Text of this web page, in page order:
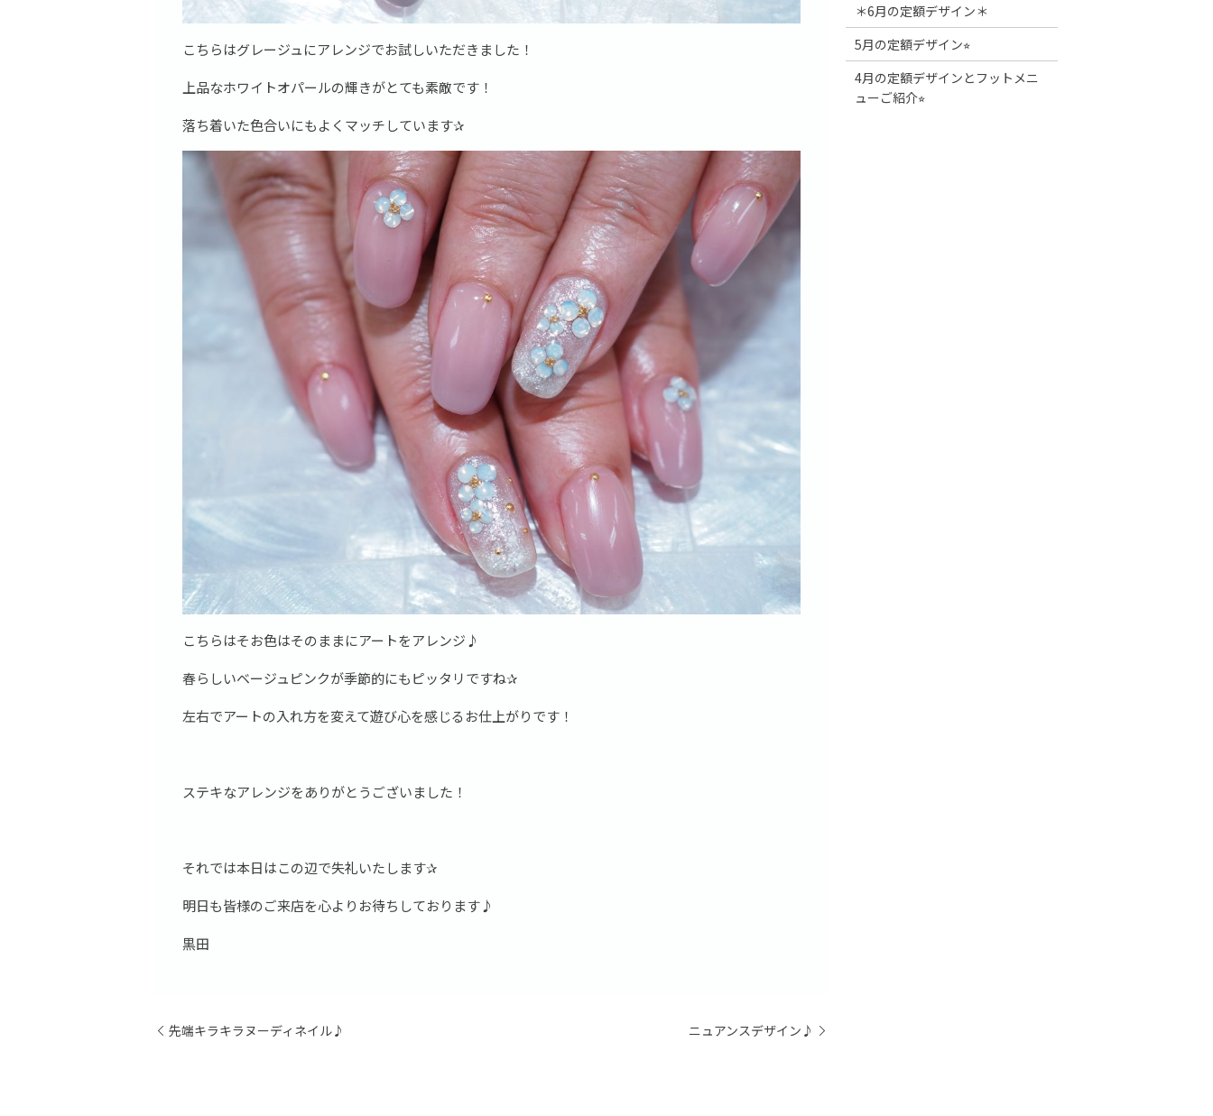
こちらはグレージュにアレンジでお試しいただきました！
上品なホワイトオパールの輝きがとても素敵です！
落ち着いた色合いにもよくマッチしています✰
こちらはそお色はそのままにアートをアレンジ♪
春らしいベージュピンクが季節的にもピッタリですね✰
左右でアートの入れ方を変えて遊び心を感じるお仕上がりです！
ステキなアレンジをありがとうございました！
それでは本日はこの辺で失礼いたします✰
明日も皆様のご来店を心よりお待ちしております♪
黒田
先端キラキラヌーディネイル♪ ニュアンスデザイン♪
＊6月の定額デザイン＊
5月の定額デザイン⭐︎
4月の定額デザインとフットメニ
ューご紹介⭐︎